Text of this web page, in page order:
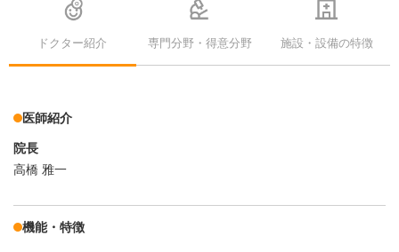
ドクター紹介 専門分野・得意分野 施設・設備の特徴
医師紹介
院長
高橋 雅一
機能・特徴